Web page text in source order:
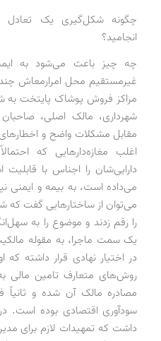
چگونه شکل‌گیری یک تعادل
انجامید؟
چه چیز باعث می‌شود به
غیرمستقیم محل امرارمعاش
مراکز فروش پوشاک پایتخت به
شهرداری، مالک اصلی،
مقابل مشکلات واضح و
اغلب مغازه‌دارهایی که
دارایی‌شان را اجناس با
می‌داده است، به بیمه و ایمنی
می‌توان از ساختارهایی گفت
را رقم زدند و موضوع را به
یک سمت ماجرا، به مقوله
در اختیار نهادی قرار داشته که
روش‌های متعارف تامین مالی
مصادره مالک آن شده و
سودآوری اقتصادی بوده است.
داشت که تمهیدات لازم برای